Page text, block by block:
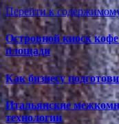
Перейти к
Островной киоск
площади
Как бизнесу
Итальянские
технологии